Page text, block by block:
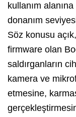
kullanım
donanım
Söz konusu
firmware olan
saldırganların
kamera ve
etmesine,